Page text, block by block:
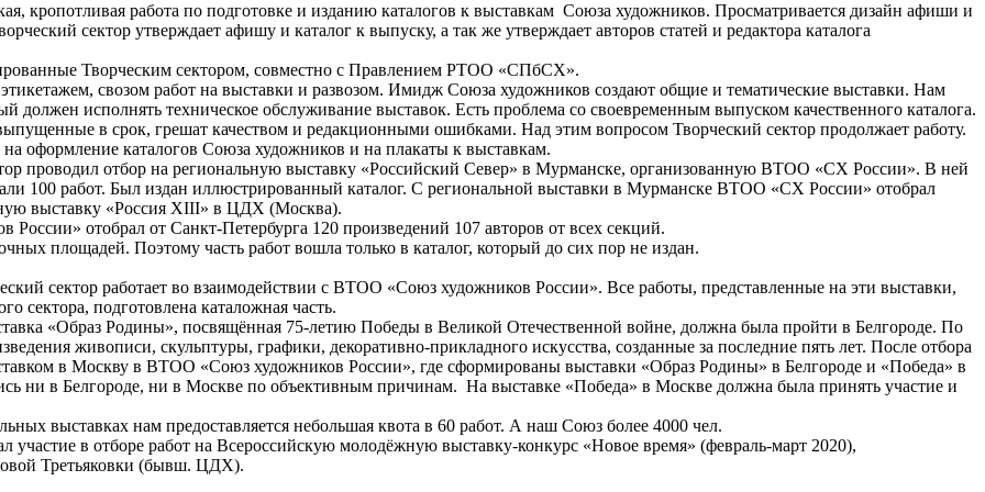
кропотливая работа по подготовке и изданию каталогов к выставкам Союза художников. Просматривается дизайн афиши и
сектор утверждает афишу и каталог к выпуску, а так же утверждает авторов статей и редактора каталога
Творческим сектором, совместно с Правлением РТОО «СПбСХ».
свозом работ на выставки и развозом. Имидж Союза художников создают общие и тематические выставки. Нам
должен исполнять техническое обслуживание выставок. Есть проблема со своевременным выпуском качественного каталога.
в срок, грешат качеством и редакционными ошибками. Над этим вопросом Творческий сектор продолжает работу.
оформление каталогов Союза художников и на плакаты к выставкам.
проводил отбор на региональную выставку «Российский Север» в Мурманске, организованную ВТОО «СХ России». В ней
100 работ. Был издан иллюстрированный каталог. С региональной выставки в Мурманске ВТОО «СХ России» отобрал
выставку «Россия XIII» в ЦДХ (Москва).
отобрал от Санкт-Петербурга 120 произведений 107 авторов от всех секций.
площадей. Поэтому часть работ вошла только в каталог, который до сих пор не издан.
сектор работает во взаимодействии с ВТОО «Союз художников России». Все работы, представленные на эти выставки,
сектора, подготовлена каталожная часть.
«Образ Родины», посвящённая 75-летию Победы в Великой Отечественной войне, должна была пройти в Белгороде. По
живописи, скульптуры, графики, декоративно-прикладного искусства, созданные за последние пять лет. После отбора
в Москву в ВТОО «Союз художников России», где сформированы выставки «Образ Родины» в Белгороде и «Победа» в
ни в Белгороде, ни в Москве по объективным причинам. На выставке «Победа» в Москве должна была принять участие и
выставках нам предоставляется небольшая квота в 60 работ. А наш Союз более 4000 чел.
участие в отборе работ на Всероссийскую молодёжную выставку-конкурс «Новое время» (февраль-март 2020),
Третьяковки (бывш. ЦДХ).